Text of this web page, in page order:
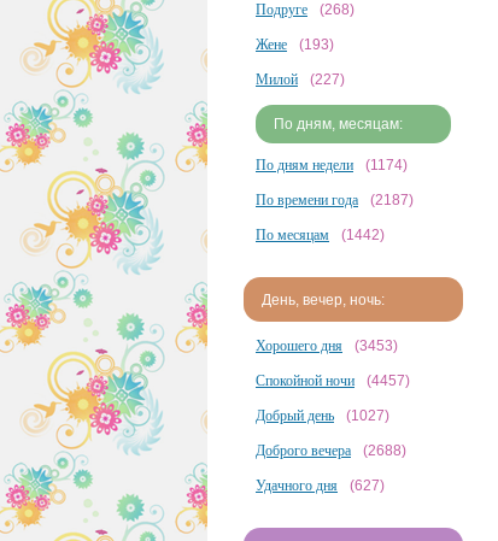
Подруге (268)
Жене (193)
Милой (227)
По дням, месяцам:
По дням недели (1174)
По времени года (2187)
По месяцам (1442)
День, вечер, ночь:
Хорошего дня (3453)
Спокойной ночи (4457)
Добрый день (1027)
Доброго вечера (2688)
Удачного дня (627)